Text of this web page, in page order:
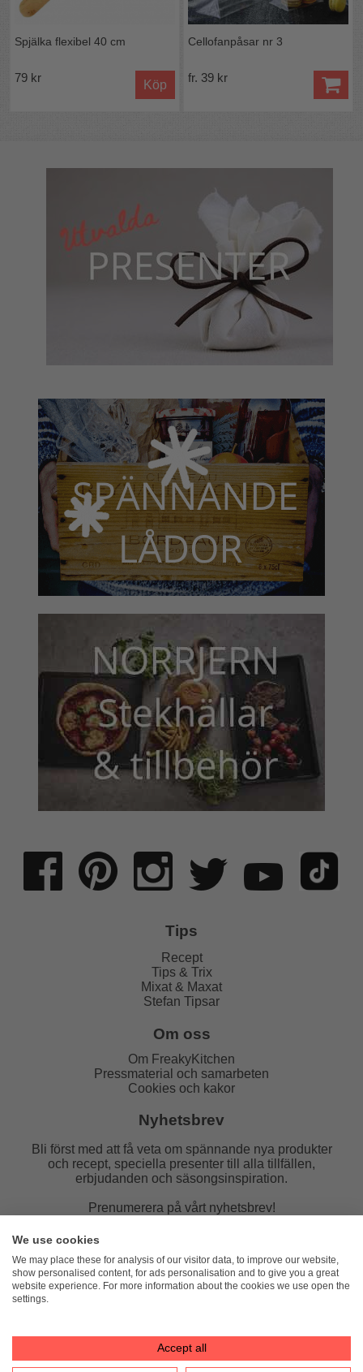
Spjälka flexibel 40 cm
79 kr
Köp
Cellofanpåsar nr 3
fr. 39 kr
Tips
Recept
Tips & Trix
Mixat & Maxat
Stefan Tipsar
Om oss
Om FreakyKitchen
Pressmaterial och samarbeten
Cookies och kakor
Nyhetsbrev
Bli först med att få veta om spännande nya produkter
och recept, speciella presenter till alla tillfällen,
erbjudanden och säsongsinspiration.
Prenumerera på vårt nyhetsbrev!
E-post:
We use cookies
We may place these for analysis of our visitor data, to improve our website,
show personalised content, for ads personalisation and to give you a great
website experience. For more information about the cookies we use open the
settings.
Accept all